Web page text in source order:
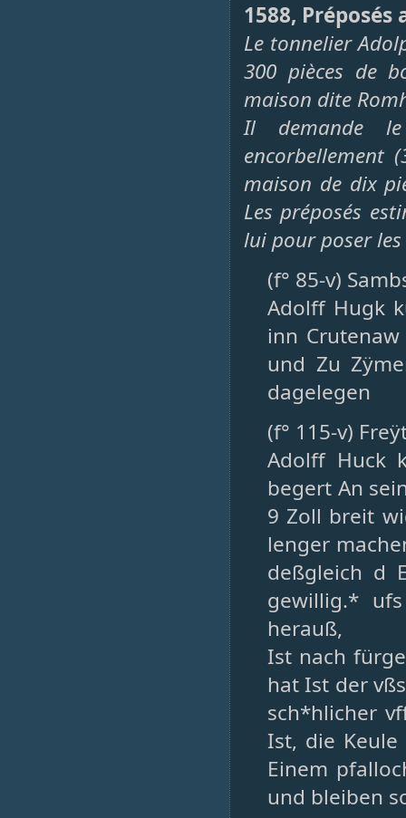
1588,
Le tonnelier
300 pièces de
maison dite
Il demande
encorbellement
maison de dix
Les préposés
lui pour poser
(f° 85-v)
Adolff Hugk
inn
und Zu
dagelegen
(f° 115-v)
Adolff Huck
begert An
9 Zoll breit
lenger
deßgleich d
gewillig.*
herauß,
Ist nach
hat Ist der
sch*hlicher
Ist, die
Einem
und bleiben